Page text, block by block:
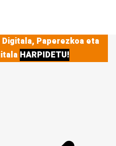
Paperezkoa eta
HARPIDETU!